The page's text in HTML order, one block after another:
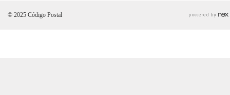
© 2025 Código Postal